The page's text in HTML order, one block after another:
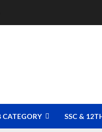
CATEGORY SSC &